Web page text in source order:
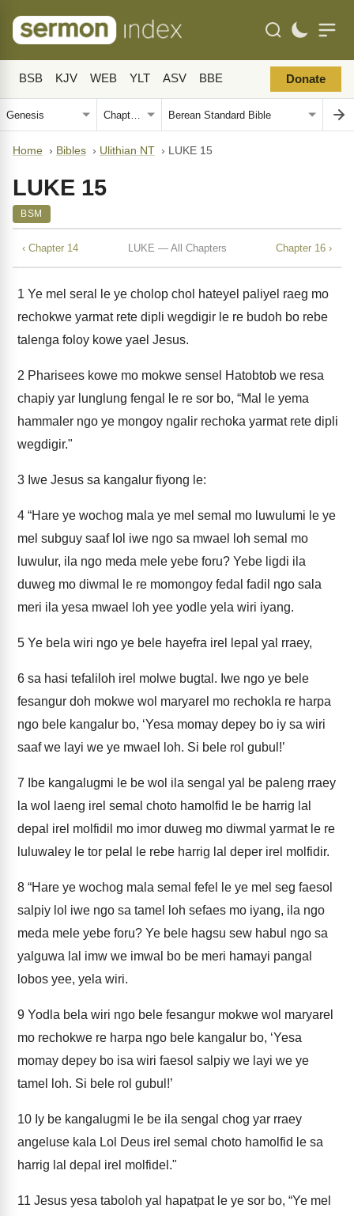
BSB KJV WEB YLT ASV BBE Donate
Home › Bibles › Ulithian NT › LUKE 15
LUKE 15
BSM
‹ Chapter 14 LUKE — All Chapters Chapter 16 ›
1 Ye mel seral le ye cholop chol hateyel paliyel raeg mo
rechokwe yarmat rete dipli wegdigir le re budoh bo rebe
talenga foloy kowe yael Jesus.
2 Pharisees kowe mo mokwe sensel Hatobtob we resa
chapiy yar lunglung fengal le re sor bo, “Mal le yema
hammaler ngo ye mongoy ngalir rechoka yarmat rete dipli
wegdigir."
3 Iwe Jesus sa kangalur fiyong le:
4 “Hare ye wochog mala ye mel semal mo luwulumi le ye
mel subguy saaf lol iwe ngo sa mwael loh semal mo
luwulur, ila ngo meda mele yebe foru? Yebe ligdi ila
duweg mo diwmal le re momongoy fedal fadil ngo sala
meri ila yesa mwael loh yee yodle yela wiri iyang.
5 Ye bela wiri ngo ye bele hayefra irel lepal yal rraey,
6 sa hasi tefaliloh irel molwe bugtal. Iwe ngo ye bele
fesangur doh mokwe wol maryarel mo rechokla re harpa
ngo bele kangalur bo, ‘Yesa momay depey bo iy sa wiri
saaf we layi we ye mwael loh. Si bele rol gubul!’
7 Ibe kangalugmi le be wol ila sengal yal be paleng rraey
la wol laeng irel semal choto hamolfid le be harrig lal
depal irel molfidil mo imor duweg mo diwmal yarmat le re
luluwaley le tor pelal le rebe harrig lal deper irel molfidir.
8 “Hare ye wochog mala semal fefel le ye mel seg faesol
salpiy lol iwe ngo sa tamel loh sefaes mo iyang, ila ngo
meda mele yebe foru? Ye bele hagsu sew habul ngo sa
yalguwa lal imw we imwal bo be meri hamayi pangal
lobos yee, yela wiri.
9 Yodla bela wiri ngo bele fesangur mokwe wol maryarel
mo rechokwe re harpa ngo bele kangalur bo, ‘Yesa
momay depey bo isa wiri faesol salpiy we layi we ye
tamel loh. Si bele rol gubul!’
10 Iy be kangalugmi le be ila sengal chog yar rraey
angeluse kala Lol Deus irel semal choto hamolfid le sa
harrig lal depal irel molfidel."
11 Jesus yesa taboloh yal hapatpat le ye sor bo, “Ye mel